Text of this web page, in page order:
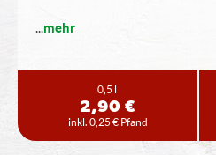
...mehr
0,5 l
2,90 €
inkl. 0,25 € Pfand